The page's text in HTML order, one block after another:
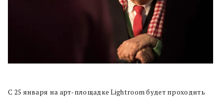
С 25 января на арт-площадке Lightroom будет проходить